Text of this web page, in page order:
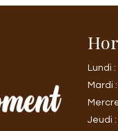
Lundi :
Mardi :
Jeudi :